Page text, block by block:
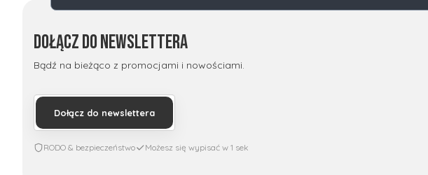
Dołącz do newslettera
Bądź na bieżąco z promocjami i nowościami.
Dołącz do newslettera
RODO & bezpieczeństwo Możesz się wypisać w 1 sek